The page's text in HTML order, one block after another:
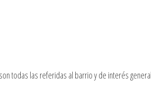
todas las referidas al barrio y de interés general